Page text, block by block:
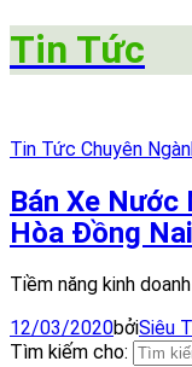
Tin Tức
Tin Tức Chuyên
Bán Xe Nước
Hòa Đồng Nai
Tiềm năng kinh
12/03/2020bởiSiêu
Tìm kiếm cho: